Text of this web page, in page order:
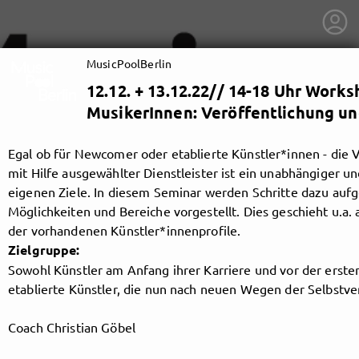
MusicPoolBerlin
12.12. + 13.12.22// 14-18 Uhr
MusikerInnen: Veröffentlichung
Egal ob für Newcomer oder etablierte Künstler*innen - die
mit Hilfe ausgewählter Dienstleister ist ein unabhängiger
eigenen Ziele. In diesem Seminar werden Schritte dazu
Möglichkeiten und Bereiche vorgestellt. Dies geschieht u.a.
der vorhandenen Künstler*innenprofile.
Zielgruppe:
Sowohl Künstler am Anfang ihrer Karriere und vor der
etablierte Künstler, die nun nach neuen Wegen der
Coach Christian Göbel